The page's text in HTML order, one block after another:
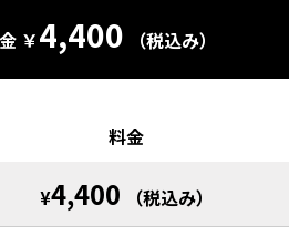
￥4,400 （税込み）
料金
¥4,400 （税込み）